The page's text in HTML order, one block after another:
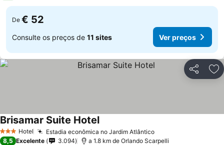
De € 52
Consulte os preços de 11 sites Ver preços
Partilhar
3 EstrelasHotel Estadia econômica no Jardim AtlânticoVer preços
Brisamar Suite HotelVer preços
8,5 Excelente 3.094 a 1.8 km de Orlando Scarpelli